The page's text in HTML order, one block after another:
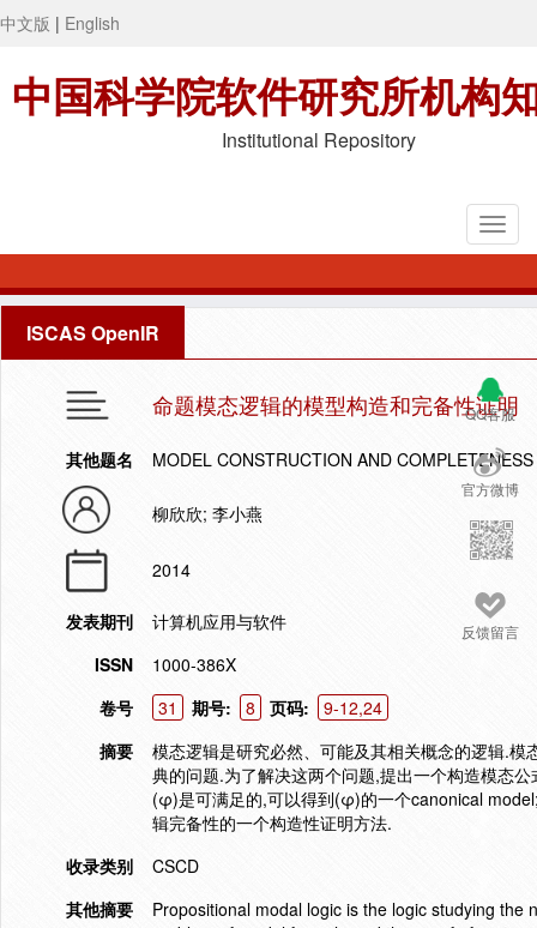
中文版 | English
中国科学院软件研究所机构
Institutional Repository
ISCAS OpenIR
QQ客服
官方微博
反馈留言
命题模态逻辑的模型构造和完备性证明
其他题名 MODEL CONSTRUCTION AND
柳欣欣; 李小燕
2014
发表期刊
计算机应用与软件
ISSN
1000-386X
卷号
31 期号: 8 页码:
9-12,24
摘要
模态逻辑是研究必然、可能及其相关概念的逻辑.
典的问题.为了解决这两个问题,提出一个构造模态
(φ)是可满足的,可以得到(φ)的一个canonical
辑完备性的一个构造性证明方法.
收录类别
CSCD
其他摘要
Propositional modal logic is the logic studying